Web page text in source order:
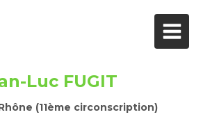
Luc FUGIT
(11ème circonscription)